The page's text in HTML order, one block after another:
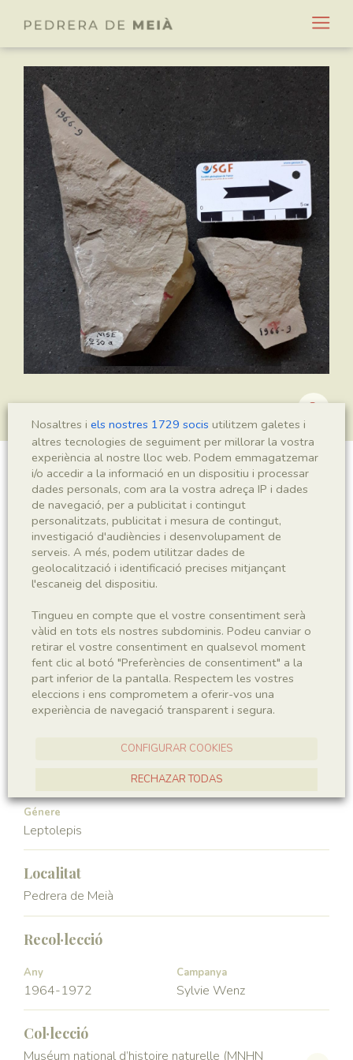
Leptolepis crusafonti
Sigla
MSE 230 a-b
Taxonomia
Regne
Animalia
Phyllum
Chordata
Subphyllum
Vertebrata
Classe
Actinopterygii
Leptolepidae
Génere
Leptolepis
Localitat
Pedrera de Meià
Recol·lecció
Any
1964-1972
Campanya
Sylvie Wenz
Col·lecció
Muséum national d’histoire naturelle (MNHN
Nosaltres i els nostres 1729 socis utilitzem galetes i
altres tecnologies de seguiment per millorar la vostra
experiència al nostre lloc web. Podem emmagatzemar
i/o accedir a la informació en un dispositiu i processar
dades personals, com ara la vostra adreça IP i dades
de navegació, per a publicitat i contingut
personalitzats, publicitat i mesura de contingut,
investigació d'audiències i desenvolupament de
serveis. A més, podem utilitzar dades de
geolocalització i identificació precises mitjançant
l'escaneig del dispositiu.
Tingueu en compte que el vostre consentiment serà
vàlid en tots els nostres subdominis. Podeu canviar o
retirar el vostre consentiment en qualsevol moment
fent clic al botó "Preferències de consentiment" a la
part inferior de la pantalla. Respectem les vostres
eleccions i ens comprometem a oferir-vos una
experiència de navegació transparent i segura.
CONFIGURAR COOKIES
RECHAZAR TODAS
ACCEPTAR TOTES